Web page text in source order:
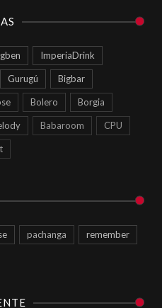
ImperiaDrink
Gurugú Bigbar
Bolero Borgia
Babaroom CPU
pachanga remember